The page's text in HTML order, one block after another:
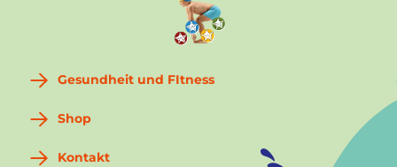
Gesundheit und FItness
Shop
Kontakt